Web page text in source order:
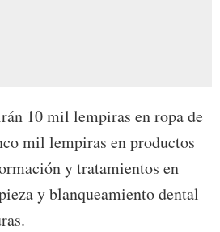
10 mil lempiras en ropa de
mil lempiras en productos
y tratamientos en
y blanqueamiento dental